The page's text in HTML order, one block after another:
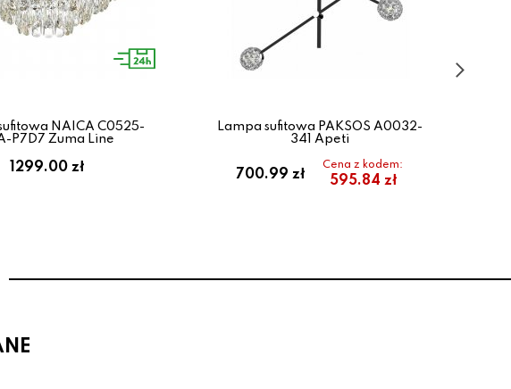
NAICA C0525-
P7D7 Zuma Line
1299.00 zł
Lampa sufitowa PAKSOS A0032-
341 Apeti
700.99 zł
Cena z kodem:
595.84 zł